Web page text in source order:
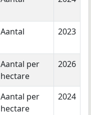
Aantal 2023
Aantal per
hectare
2026
Aantal per
hectare
2024